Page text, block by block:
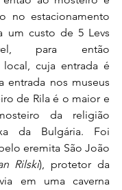
no estacionamento
um custo de 5 Levs
para então
local, cuja entrada é
entrada nos museus
de Rila é o maior e
da religião
da Bulgária. Foi
eremita São João
Rilski), protetor da
em uma caverna